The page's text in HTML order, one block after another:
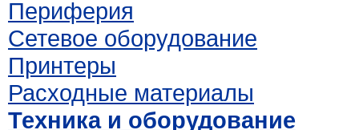
Периферия
Сетевое оборудование
Принтеры
Расходные материалы
Техника и оборудование